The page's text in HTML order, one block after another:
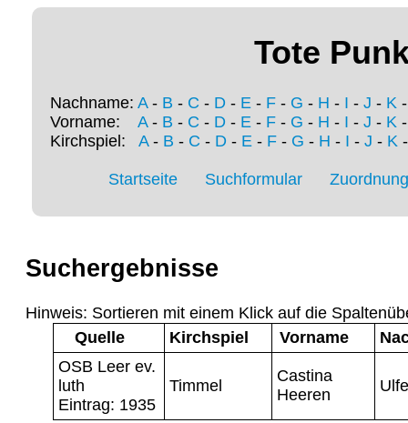
Tote
Nachname: A- B - C - D - E - F - G - H - I - J - K
Vorname: A- B - C - D - E - F - G - H - I - J - K
Kirchspiel: A- B - C - D- E- F- G - H - I - J - K
Startseite Suchformular
Suchergebnisse
Hinweis: Sortieren mit einem Klick auf die
Quelle
Kirchspiel Vorname
OSB Leer ev.
luth
Eintrag: 1935
Timmel
Castina
Heeren